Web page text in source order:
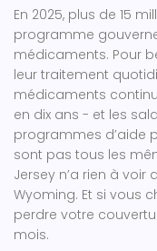
En 2025, plus de 15
programme
médicaments. Pour
leur traitement
médicaments
en dix ans - et les
programmes d’aide
sont pas tous les
Jersey n’a rien à
Wyoming. Et si vous
perdre votre
mois.